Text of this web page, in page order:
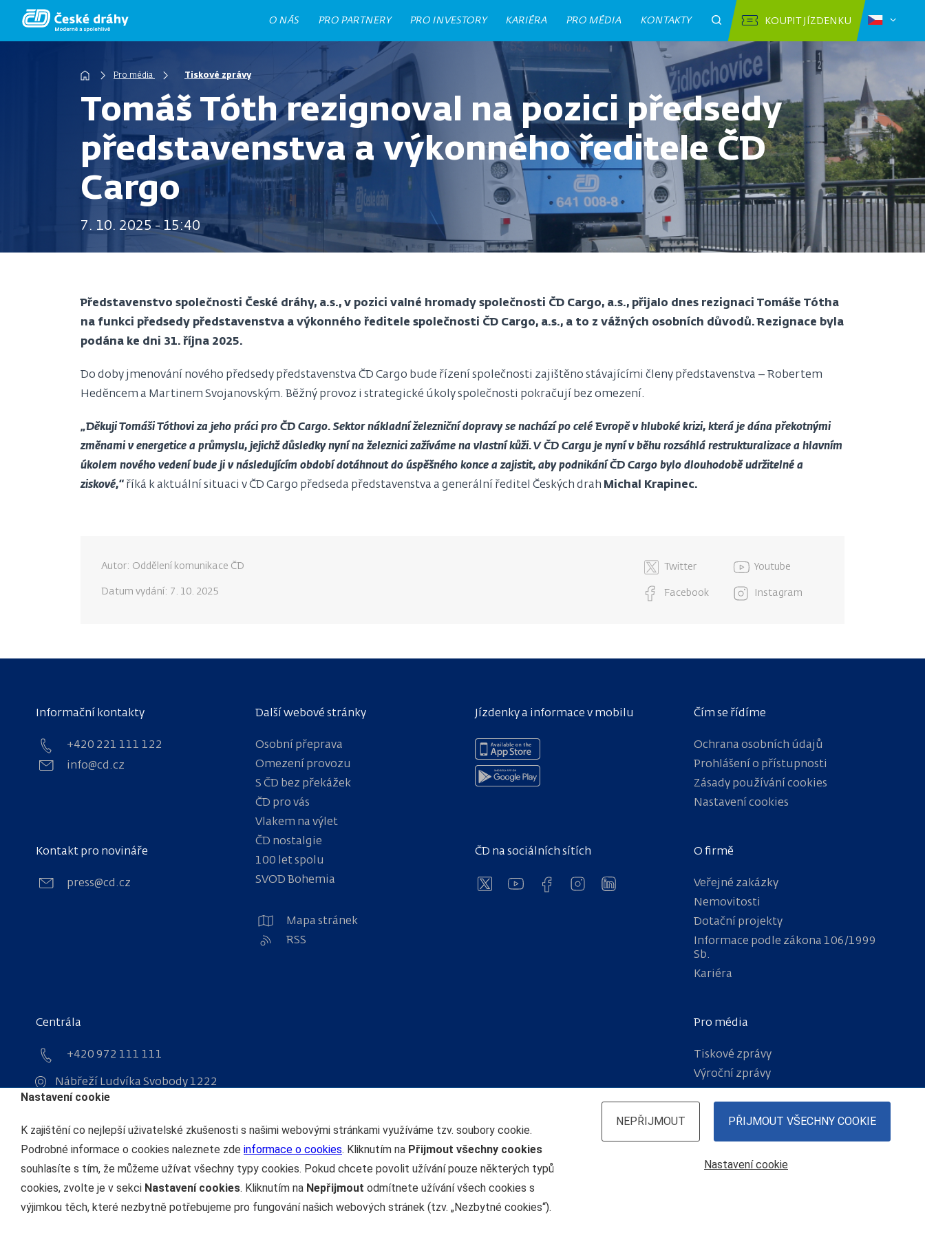
Přejít
O NÁS PRO PARTNERY PRO INVESTORY KARIÉRA PRO MÉDIA KONTAKTY KOUPIT JÍZDENKU
Drobečková
navigace
Pro média Tiskové zprávy
Tomáš Tóth rezignoval na pozici předsedy
představenstva a výkonného ředitele ČD
Cargo
7. 10. 2025 - 15:40
Představenstvo společnosti České dráhy, a.s., v pozici valné hromady společnosti ČD Cargo, a.s., přijalo dnes rezignaci Tomáše Tótha
na funkci předsedy představenstva a výkonného ředitele společnosti ČD Cargo, a.s., a to z vážných osobních důvodů. Rezignace byla
podána ke dni 31. října 2025.
Do doby jmenování nového předsedy představenstva ČD Cargo bude řízení společnosti zajištěno stávajícími členy představenstva – Robertem
Heděncem a Martinem Svojanovským. Běžný provoz i strategické úkoly společnosti pokračují bez omezení.
„Děkuji Tomáši Tóthovi za jeho práci pro ČD Cargo. Sektor nákladní železniční dopravy se nachází po celé Evropě v hluboké krizi, která je dána překotnými
změnami v energetice a průmyslu, jejichž důsledky nyní na železnici zažíváme na vlastní kůži. V ČD Cargu je nyní v běhu rozsáhlá restrukturalizace a hlavním
úkolem nového vedení bude ji v následujícím období dotáhnout do úspěšného konce a zajistit, aby podnikání ČD Cargo bylo dlouhodobě udržitelné a
ziskové,“ říká k aktuální situaci v ČD Cargo předseda představenstva a generální ředitel Českých drah Michal Krapinec.
Autor: Oddělení komunikace ČD
Datum vydání: 7. 10. 2025
Twitter Youtube
Facebook Instagram
Informační kontakty
+420 221 111 122
info@cd.cz
Kontakt pro novináře
press@cd.cz
Centrála
+420 972 111 111
Nábřeží Ludvíka Svobody 1222
110 15 Praha 1
Další webové stránky
Osobní přeprava
Omezení provozu
S ČD bez překážek
ČD pro vás
Vlakem na výlet
ČD nostalgie
100 let spolu
SVOD Bohemia
Mapa stránek
RSS
Jízdenky a informace v mobilu
ČD na sociálních sítích
Čím se řídíme
Ochrana osobních údajů
Prohlášení o přístupnosti
Zásady používání cookies
Nastavení cookies
O firmě
Veřejné zakázky
Nemovitosti
Dotační projekty
Informace podle zákona 106/1999
Sb.
Kariéra
Pro média
Tiskové zprávy
Výroční zprávy
Nastavení cookie
K zajištění co nejlepší uživatelské zkušenosti s našimi webovými stránkami využíváme tzv. soubory cookie.
Podrobné informace o cookies naleznete zde informace o cookies. Kliknutím na Přijmout všechny cookies
souhlasíte s tím, že můžeme užívat všechny typy cookies. Pokud chcete povolit užívání pouze některých typů
cookies, zvolte je v sekci Nastavení cookies. Kliknutím na Nepřijmout odmítnete užívání všech cookies s
výjimkou těch, které nezbytně potřebujeme pro fungování našich webových stránek (tzv. „Nezbytné cookies“).
PŘIJMOUT VŠECHNY COOKIE
NEPŘIJMOUT
Nastavení cookie